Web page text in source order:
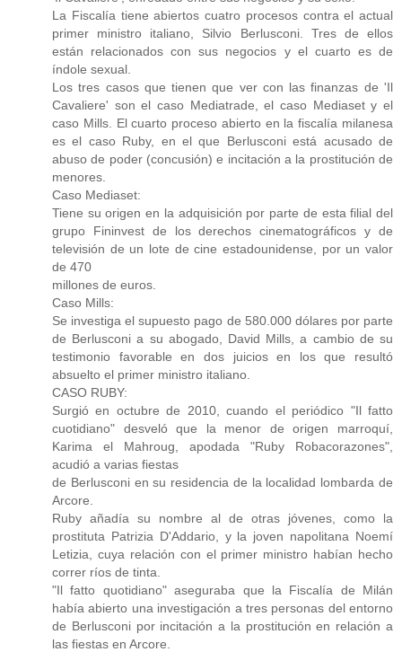
La Fiscalía tiene abiertos cuatro procesos contra el actual
primer ministro italiano, Silvio Berlusconi. Tres de ellos
están relacionados con sus negocios y el cuarto es de
índole sexual.
Los tres casos que tienen que ver con las finanzas de 'Il
Cavaliere' son el caso Mediatrade, el caso Mediaset y el
caso Mills. El cuarto proceso abierto en la fiscalía milanesa
es el caso Ruby, en el que Berlusconi está acusado de
abuso de poder (concusión) e incitación a la prostitución de
menores.
Caso Mediaset:
Tiene su origen en la adquisición por parte de esta filial del
grupo Fininvest de los derechos cinematográficos y de
televisión de un lote de cine estadounidense, por un valor
de 470
millones de euros.
Caso Mills:
Se investiga el supuesto pago de 580.000 dólares por parte
de Berlusconi a su abogado, David Mills, a cambio de su
testimonio favorable en dos juicios en los que resultó
absuelto el primer ministro italiano.
CASO RUBY:
Surgió en octubre de 2010, cuando el periódico "Il fatto
cuotidiano" desveló que la menor de origen marroquí,
Karima el Mahroug, apodada "Ruby Robacorazones",
acudió a varias fiestas
de Berlusconi en su residencia de la localidad lombarda de
Arcore.
Ruby añadía su nombre al de otras jóvenes, como la
prostituta Patrizia D'Addario, y la joven napolitana Noemí
Letizia, cuya relación con el primer ministro habían hecho
correr ríos de tinta.
"Il fatto quotidiano" aseguraba que la Fiscalía de Milán
había abierto una investigación a tres personas del entorno
de Berlusconi por incitación a la prostitución en relación a
las fiestas en Arcore.